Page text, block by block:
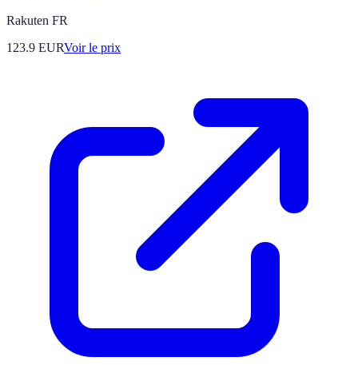
Rakuten FR
123.9 EURVoir le prix